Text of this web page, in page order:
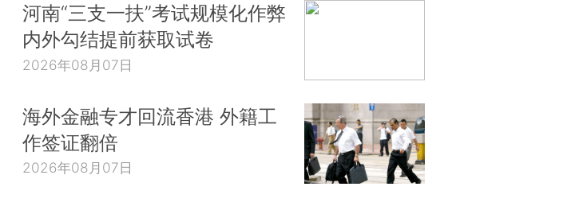
河南“三支一扶”考试规模化作弊
内外勾结提前获取试卷
2026年08月07日
海外金融专才回流香港 外籍工
作签证翻倍
2026年08月07日